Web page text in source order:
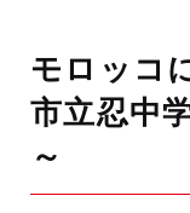
モロッコ
市立忍中
～